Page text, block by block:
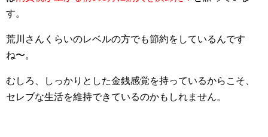
す。
荒川さんくらいのレベルの方でも節約をしているんです
ね〜。
むしろ、しっかりとした金銭感覚を持っているからこそ、
セレブな生活を維持できているのかもしれません。